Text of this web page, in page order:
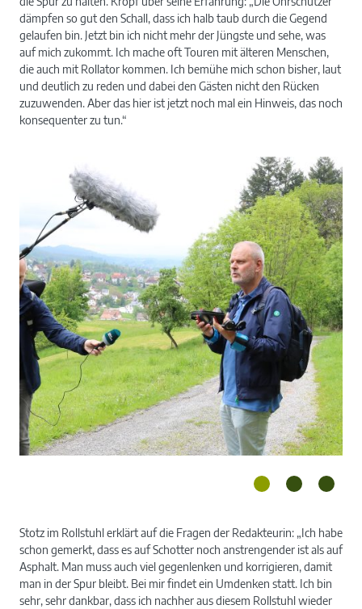
dämpfen so gut den Schall, dass ich halb taub durch die Gegend
gelaufen bin. Jetzt bin ich nicht mehr der Jüngste und sehe, was
auf mich zukommt. Ich mache oft Touren mit älteren Menschen,
die auch mit Rollator kommen. Ich bemühe mich schon bisher, laut
und deutlich zu reden und dabei den Gästen nicht den Rücken
zuzuwenden. Aber das hier ist jetzt noch mal ein Hinweis, das noch
konsequenter zu tun.“
Matthias Kropf berichtet über seine Erfahrungen.
Stotz im Rollstuhl erklärt auf die Fragen der Redakteurin: „Ich habe
schon gemerkt, dass es auf Schotter noch anstrengender ist als auf
Asphalt. Man muss auch viel gegenlenken und korrigieren, damit
man in der Spur bleibt. Bei mir findet ein Umdenken statt. Ich bin
sehr, sehr dankbar, dass ich nachher aus diesem Rollstuhl wieder